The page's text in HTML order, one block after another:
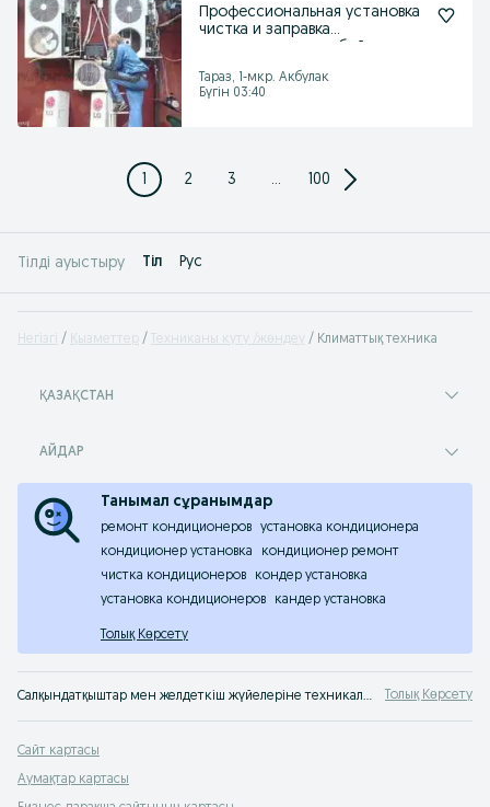
Профессиональная установка
чистка и заправка
Тараз, 1-мкр. Акбулак
Бүгін 03:40
1 2 3 ... 100
Тілді ауыстыру Tіл Рус
Негізгі Қызметтер Техниканы күту /жөндеу Климаттық техника
ҚАЗАҚСТАН
АЙДАР
Танымал сұранымдар
ремонт кондиционеров
установка кондиционера
кондиционер установка
кондиционер ремонт
чистка кондиционеров
кондер установка
установка кондиционеров
кандер установка
Толық Көрсету
Салқындатқыштар мен желдеткіш жүйелеріне техникалық қызмет көрсету. Климаттық техникаларды жөндеу бойынша барлық шеберлер — OLX.kz-тегі хабарландырулар Толық Көрсету
Сайт картасы
Аумақтар картасы